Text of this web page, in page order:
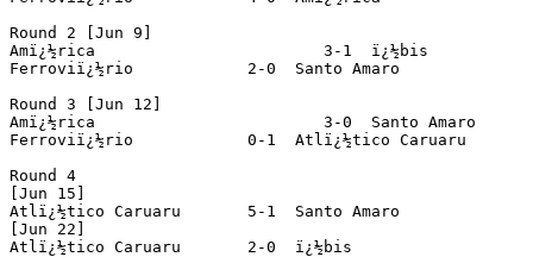
Round 2 [Jun 9]
Amï¿½rica			 3-1  ï¿½bis			(prel. Nï¿½utico x Santa Cruz)
Ferroviï¿½rio		 2-0  Santo Amaro		(prel. Paulistano x Sport)
Round 3 [Jun 12]
Amï¿½rica			 3-0  Santo Amaro		(prel. Sport x Santa Cruz)
Ferroviï¿½rio		 0-1  Atlï¿½tico Caruaru		(prel. Paulistano x Central)
Round 4
[Jun 15]
Atlï¿½tico Caruaru	 5-1  Santo Amaro		(prel. Central x Sport)
[Jun 22]
Atlï¿½tico Caruaru	 2-0  ï¿½bis			(prel. Central x Nï¿½utico)